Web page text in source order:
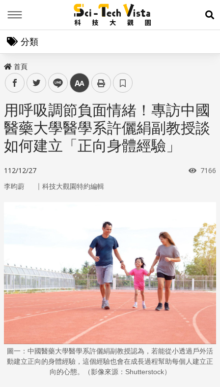
展
分類
首頁
facebooktwitter line 中
用呼吸調節負面情緒！專訪中國
醫藥大學醫學系許儷絹副教授談
如何建立「正向身體經驗」
112/12/27 瀏覽
7166
李昀蔚 ｜ 科技大觀園特約編輯
圖一：中國醫藥大學醫學系許儷絹副教授認為，若能從小透過戶外活
動建立正向的身體經驗，這個經驗也會在成長過程幫助每個人建立正
向的心態。（影像來源：Shutterstock）